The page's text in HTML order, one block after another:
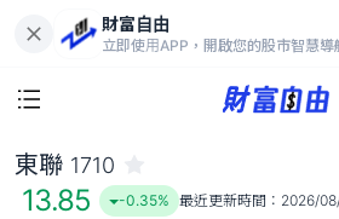
財富自由
立即使用APP，開啟您的股市智慧導
13.85
-0.35%
東聯 1710
13.85 -0.35% 最近更新時間： 2026/